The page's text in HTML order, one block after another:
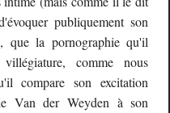
publiquement son
la pornographie qu'il
comme nous
compare son excitation
Van der Weyden à son